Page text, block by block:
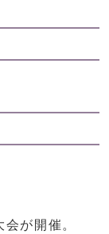
が開催。